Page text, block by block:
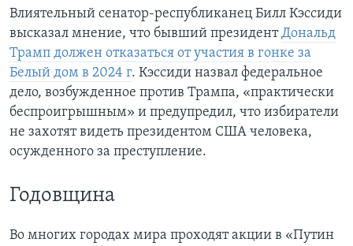
Влиятельный сенатор-республиканец Билл Кэссиди
высказал мнение, что бывший президентДональд
Трамп должен отказаться от участия в гонке за
Белый дом в 2024 г. Кэссиди назвал федеральное
дело, возбужденное против Трампа, «практически
беспроигрышным» и предупредил, что избиратели
не захотят видеть президентом США человека,
осужденного за преступление.
Годовщина
Во многих городах мира проходят акции в «Путин